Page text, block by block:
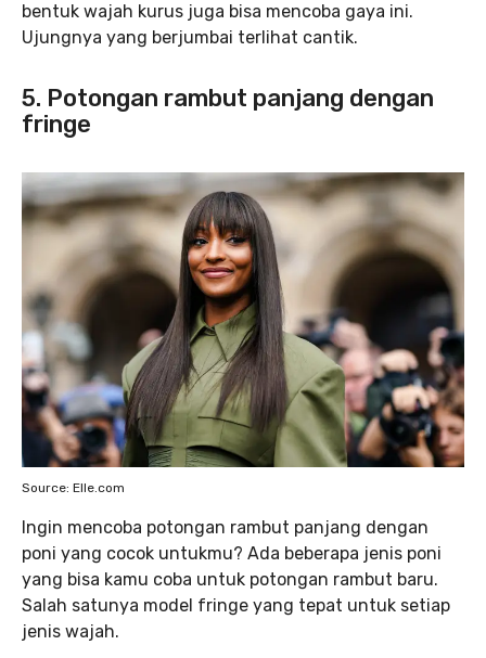
bentuk wajah kurus juga bisa mencoba gaya ini.
Ujungnya yang berjumbai terlihat cantik.
5. Potongan rambut panjang dengan
fringe
Source: Elle.com
Ingin mencoba potongan rambut panjang dengan
poni yang cocok untukmu? Ada beberapa jenis poni
yang bisa kamu coba untuk potongan rambut baru.
Salah satunya model fringe yang tepat untuk setiap
jenis wajah.